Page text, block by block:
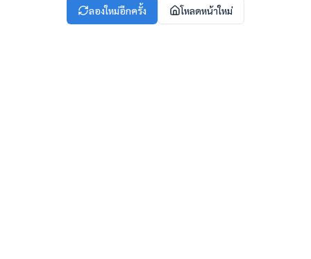
ลองใหม่อีกครั้ง โหลดหน้าใหม่